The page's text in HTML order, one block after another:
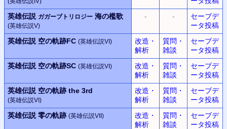
英雄伝説 ガガーブトリロジー 海の檻歌
(英雄伝説V)
- -
セーブデ
ータ投稿
英雄伝説 空の軌跡FC (英雄伝説VI)
改造・
解析
質問・
雑談
セーブデ
ータ投稿
英雄伝説 空の軌跡SC (英雄伝説VI)
改造・
解析
質問・
雑談
セーブデ
ータ投稿
英雄伝説 空の軌跡 the 3rd
(英雄伝説VI)
改造・
解析
質問・
雑談
セーブデ
ータ投稿
英雄伝説 零の軌跡 (英雄伝説VII)
改造・
解析
質問・
雑談
セーブデ
ータ投稿